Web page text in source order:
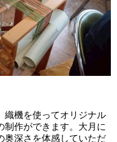
織機を使ってオリジナル
制作ができます。大月に
奥深さを体感していただ